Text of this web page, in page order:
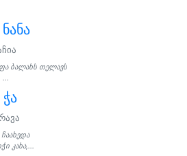
ბალახს თელავს
...
კახა,...